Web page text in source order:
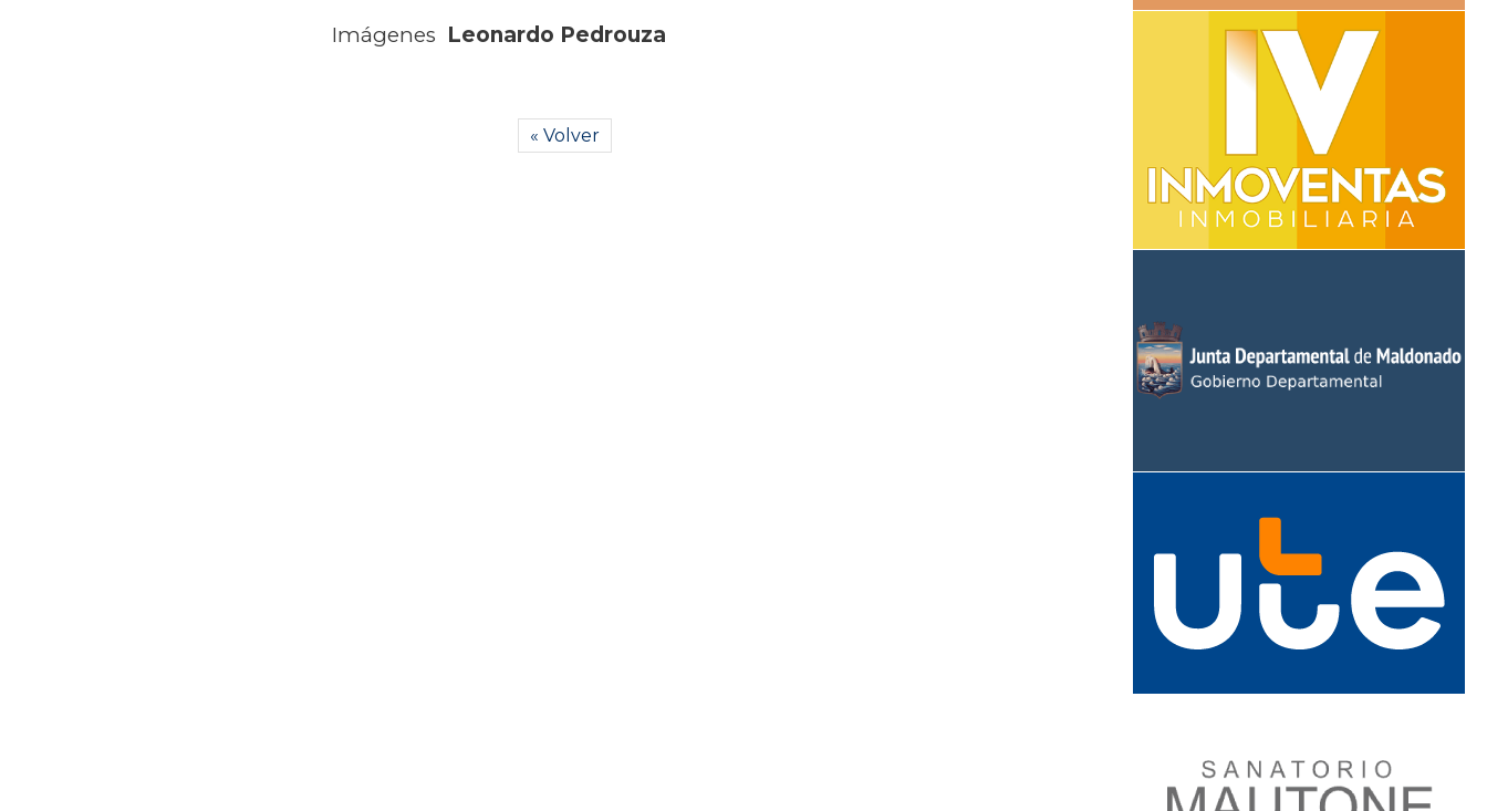
Imágenes Leonardo Pedrouza
« Volver